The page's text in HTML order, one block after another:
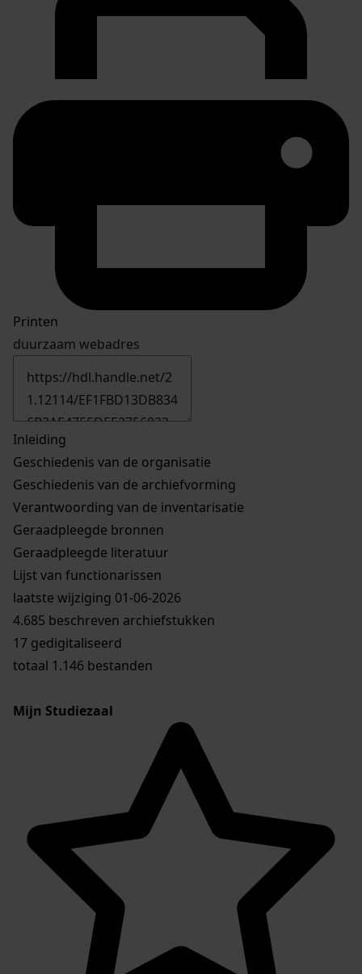
Printen
duurzaam webadres
Inleiding
Geschiedenis van de organisatie
Geschiedenis van de archiefvorming
Verantwoording van de inventarisatie
Geraadpleegde bronnen
Geraadpleegde literatuur
Lijst van functionarissen
laatste wijziging 01-06-2026
4.685 beschreven archiefstukken
17 gedigitaliseerd
totaal 1.146 bestanden
Mijn Studiezaal